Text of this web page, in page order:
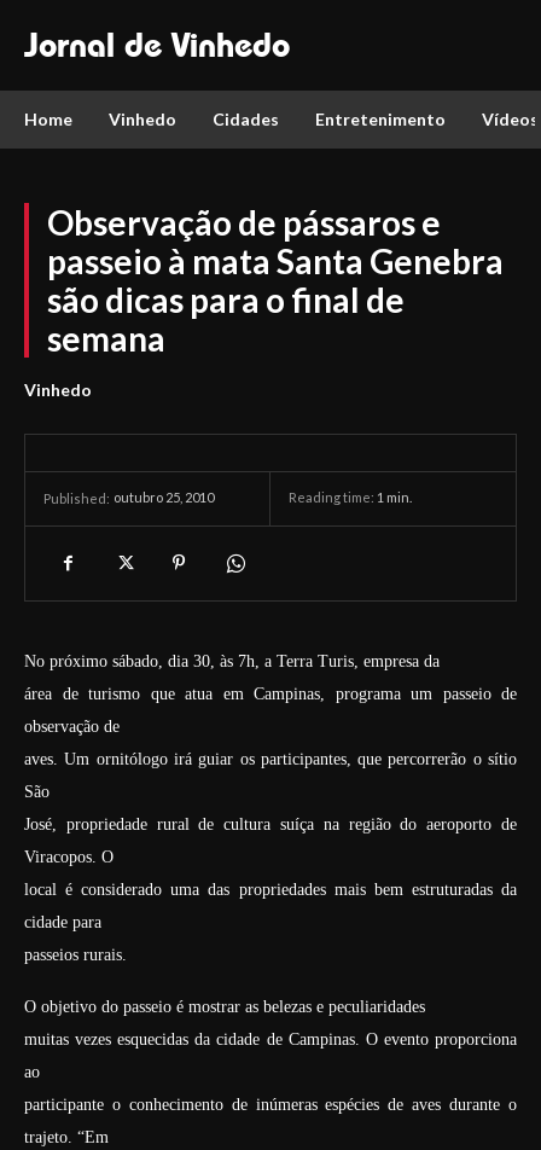
Jornal de Vinhedo
Home Vinhedo Cidades Entretenimento Vídeos
Observação de pássaros e
passeio à mata Santa Genebra
são dicas para o final de
semana
Vinhedo
Published: outubro 25, 2010 Reading time: 1 min.
No próximo sábado, dia 30, às 7h, a Terra Turis, empresa da
área de turismo que atua em Campinas, programa um passeio de
observação de
aves. Um ornitólogo irá guiar os participantes, que percorrerão o sítio
São
José, propriedade rural de cultura suíça na região do aeroporto de
Viracopos. O
local é considerado uma das propriedades mais bem estruturadas da
cidade para
passeios rurais.
O objetivo do passeio é mostrar as belezas e peculiaridades
muitas vezes esquecidas da cidade de Campinas. O evento proporciona
ao
participante o conhecimento de inúmeras espécies de aves durante o
trajeto. “Em